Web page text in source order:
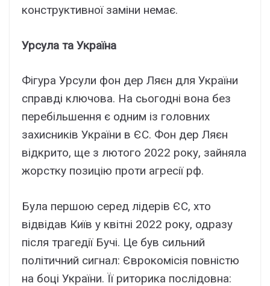
конструктивної заміни немає.
Урсула та Україна
Фігура Урсули фон дер Ляєн для України
справді ключова. На сьогодні вона без
перебільшення є одним із головних
захисників України в ЄС. Фон дер Ляєн
відкрито, ще з лютого 2022 року, зайняла
жорстку позицію проти агресії рф.
Була першою серед лідерів ЄС, хто
відвідав Київ у квітні 2022 року, одразу
після трагедії Бучі. Це був сильний
політичний сигнал: Єврокомісія повністю
на боці України. Її риторика послідовна: